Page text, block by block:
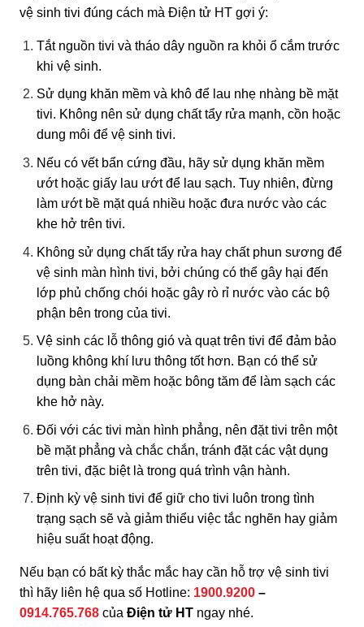
vệ sinh tivi đúng cách mà Điện tử HT gợi ý:
Tắt nguồn tivi và tháo dây nguồn ra khỏi ổ cắm trước
khi vệ sinh.
Sử dụng khăn mềm và khô để lau nhẹ nhàng bề mặt
tivi. Không nên sử dụng chất tẩy rửa mạnh, cồn hoặc
dung môi để vệ sinh tivi.
Nếu có vết bẩn cứng đầu, hãy sử dụng khăn mềm
ướt hoặc giấy lau ướt để lau sạch. Tuy nhiên, đừng
làm ướt bề mặt quá nhiều hoặc đưa nước vào các
khe hở trên tivi.
Không sử dụng chất tẩy rửa hay chất phun sương để
vệ sinh màn hình tivi, bởi chúng có thể gây hại đến
lớp phủ chống chói hoặc gây rò rỉ nước vào các bộ
phận bên trong của tivi.
Vệ sinh các lỗ thông gió và quạt trên tivi để đảm bảo
luồng không khí lưu thông tốt hơn. Bạn có thể sử
dụng bàn chải mềm hoặc bông tăm để làm sạch các
khe hở này.
Đối với các tivi màn hình phẳng, nên đặt tivi trên một
bề mặt phẳng và chắc chắn, tránh đặt các vật dụng
trên tivi, đặc biệt là trong quá trình vận hành.
Định kỳ vệ sinh tivi để giữ cho tivi luôn trong tình
trạng sạch sẽ và giảm thiểu việc tắc nghẽn hay giảm
hiệu suất hoạt động.
Nếu bạn có bất kỳ thắc mắc hay cần hỗ trợ vệ sinh tivi
thì hãy liên hệ qua số Hotline: 1900.9200 –
0914.765.768 của Điện tử HT ngay nhé.